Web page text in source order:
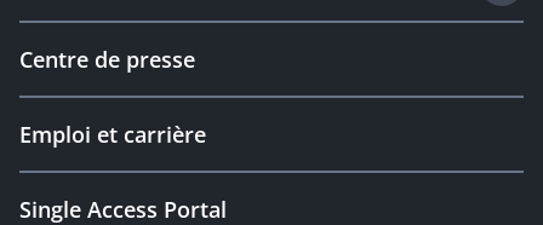
Centre de presse
Emploi et carrière
Single Access Portal